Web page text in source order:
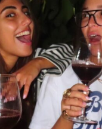
שחם